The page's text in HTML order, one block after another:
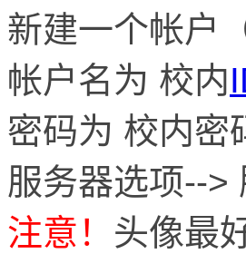
新建一个帐户
帐户名为 校内
密码为 校内密
服务器选项-->
注意！ 头像最